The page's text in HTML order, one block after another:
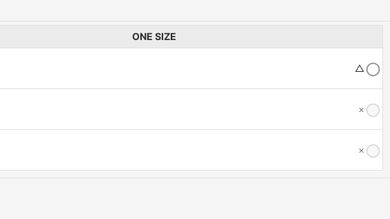
ONE SIZE
△
×
×